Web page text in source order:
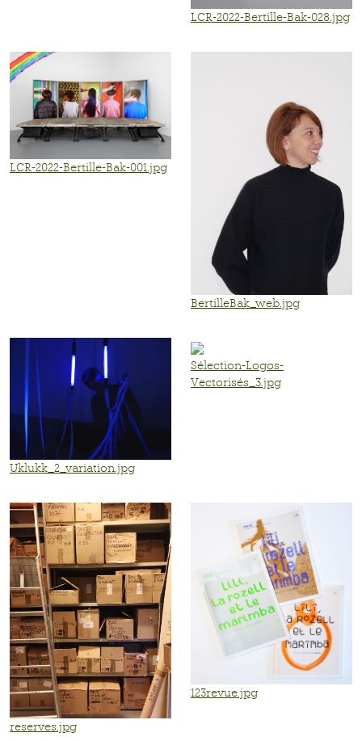
LCR-2022-Bertille-Bak-028.jpg
LCR-2022-Bertille-Bak-001.jpg
BertilleBak_web.jpg
Uklukk_2_variation.jpg
Sélection-Logos-
Vectorisés_3.jpg
reserves.jpg
123revue.jpg